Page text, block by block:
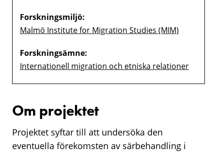
Forskningsmiljö:
Malmö Institute for Migration Studies (MIM)
Forskningsämne:
Internationell migration och etniska relationer
Om projektet
Projektet syftar till att undersöka den
eventuella förekomsten av särbehandling i